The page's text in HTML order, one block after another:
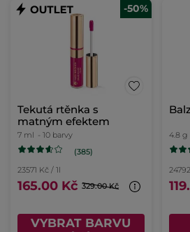
-50%
Tekutá rtěnka s
matným efektem
7 ml - 10 barvy
(385)
23571 Kč / 1l
165.00 Kč 329.00 Kč
VYBRAT BARVU
4.8 g